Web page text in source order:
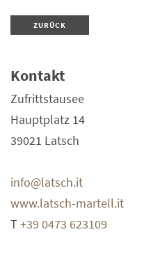
ZURÜCK
Kontakt
Zufrittstausee
Hauptplatz 14
39021 Latsch
info@latsch.it
www.latsch-martell.it
T+39 0473 623109